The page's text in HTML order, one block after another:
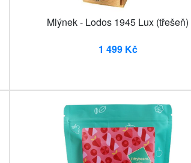
Mlýnek - Lodos 1945 Lux (třešeň)
1 499 Kč